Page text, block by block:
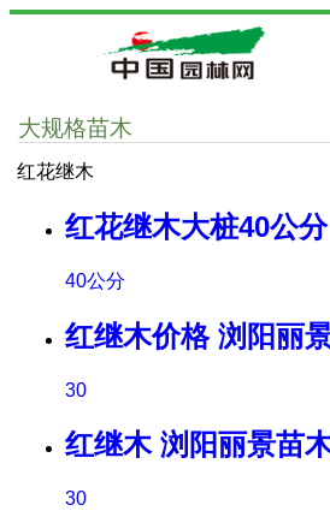
大规格苗木
红花继木
红花继木大桩40公分
40公分
红继木价格 浏阳丽
30
红继木 浏阳丽景苗
30